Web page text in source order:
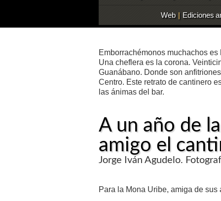
Web | Ediciones
Emborrachémonos muchachos
Una cheflera es la corona.
Guanábano. Donde son
Centro. Este retrato de cantinero
las ánimas del bar.
A un año de
amigo el
Jorge Iván Agudelo.
Para la Mona Uribe, amiga de sus